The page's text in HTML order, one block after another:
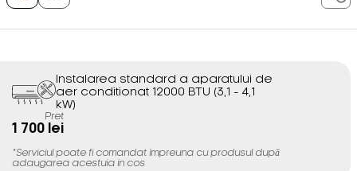
Instalarea standard a aparatului de
aer conditionat 12000 BTU (3,1 - 4,1
kW)
Pret
1 700 lei
*Serviciul poate fi comandat împreuna cu produsul după
adaugarea acestuia in cos